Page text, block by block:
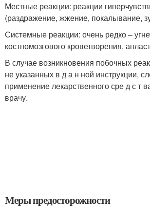
Местные реакции: реакции
(раздражение, жжение, покалывание,
Системные реакции: очень редко –
костномозгового кроветворения,
В случае возникновения побочных
не указанных в д а н ной инструкции,
применение лекарственного сре д с т
врачу.
Меры предосторожности